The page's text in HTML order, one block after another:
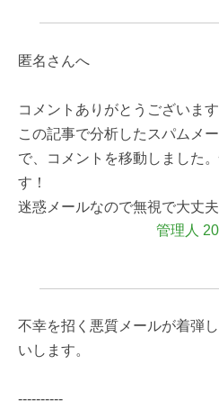
匿名さんへ
コメントありがとうございます
この記事で分析したスパムメ
で、コメントを移動しました
す！
迷惑メールなので無視で大丈夫
管理人
不幸を招く悪質メールが着弾
いします。
----------